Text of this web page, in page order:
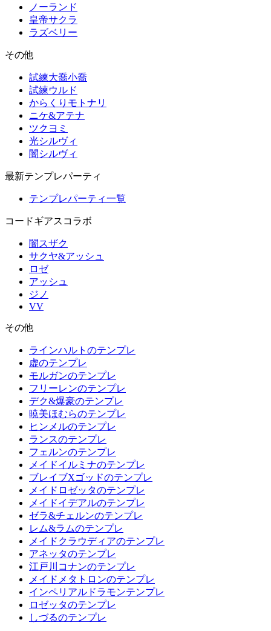
ノーランド
皇帝サクラ
ラズベリー
その他
試練大喬小喬
試練ウルド
からくりモトナリ
ニケ&アテナ
ツクヨミ
光シルヴィ
闇シルヴィ
最新テンプレパーティ
テンプレパーティ一覧
コードギアスコラボ
闇スザク
サクヤ&アッシュ
ロゼ
アッシュ
ジノ
VV
その他
ラインハルトのテンプレ
虚のテンプレ
モルガンのテンプレ
フリーレンのテンプレ
デク&爆豪のテンプレ
暁美ほむらのテンプレ
ヒンメルのテンプレ
ランスのテンプレ
フェルンのテンプレ
メイドイルミナのテンプレ
ブレイブXゴッドのテンプレ
メイドロゼッタのテンプレ
メイドイデアルのテンプレ
ゼラ&チェルンのテンプレ
レム&ラムのテンプレ
メイドクラウディアのテンプレ
アネッタのテンプレ
江戸川コナンのテンプレ
メイドメタトロンのテンプレ
インペリアルドラモンテンプレ
ロゼッタのテンプレ
しづるのテンプレ